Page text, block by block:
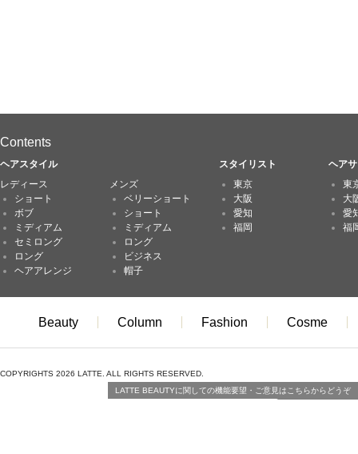
Contents
ヘアスタイル スタイリスト
ヘア
レディース
ショート
ボブ
ミディアム
セミロング
ロング
ヘアアレンジ
メンズ
ベリーショート
ショート
ミディアム
ロング
ビジネス
帽子
東京
大阪
愛知
福岡
東
大
愛
福
Beauty Column Fashion Cosme
COPYRIGHTS 2026 LATTE. ALL RIGHTS RESERVED.
LATTE BEAUTYに関しての機能要望・ご意見はこちらからどうぞ